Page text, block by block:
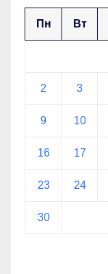
Пн Вт
2 3
9 10
16 17
23 24
30